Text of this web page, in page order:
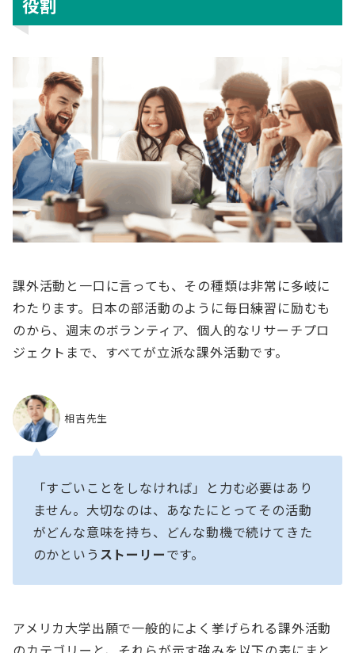
役割
課外活動と一口に言っても、その種類は非常に多岐に
わたります。日本の部活動のように毎日練習に励むも
のから、週末のボランティア、個人的なリサーチプロ
ジェクトまで、すべてが立派な課外活動です。
相吉先生
「すごいことをしなければ」と力む必要はあり
ません。大切なのは、あなたにとってその活動
がどんな意味を持ち、どんな動機で続けてきた
のかという ストーリーです。
アメリカ大学出願で一般的によく挙げられる課外活動